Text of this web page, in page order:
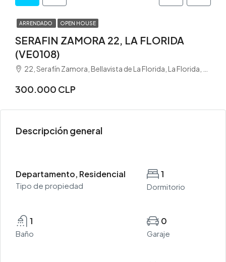
ARRENDADO OPEN HOUSE
SERAFIN ZAMORA 22, LA FLORIDA
(VE0108)
22, Serafín Zamora, Bellavista de La Florida, La Florida, Provincia de Santiago, Región Metropolitana de Santiago, 8260183, Chile
300.000 CLP
Descripción general
Departamento, Residencial
Tipo de propiedad
1
Dormitorio
1
Baño
0
Garaje